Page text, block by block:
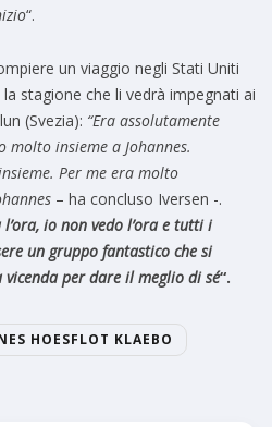
“.
un viaggio negli Stati Uniti
stagione che li vedrà impegnati ai
(Svezia): “Era assolutamente
insieme a Johannes.
Per me era molto
– ha concluso Iversen -.
l’ora, io non vedo l’ora e tutti i
un gruppo fantastico che si
per dare il meglio di sé“.
HOESFLOT KLAEBO